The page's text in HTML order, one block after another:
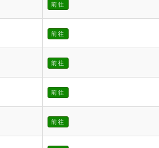
前往
前往
前往
前往
前往